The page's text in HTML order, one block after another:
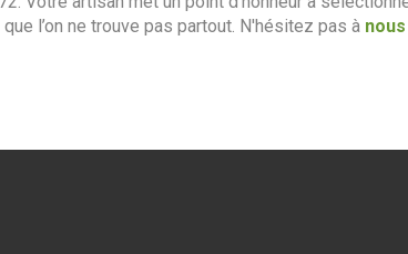
l’on ne trouve pas partout. N'hésitez pas à